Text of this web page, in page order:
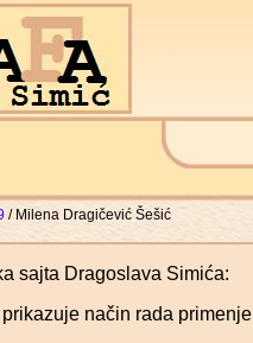
/ Milena Dragičević Šešić
sajta Dragoslava Simića:
prikazuje način rada